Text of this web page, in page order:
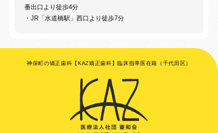
番出口より徒歩4分
・JR「水道橋駅」西口より徒歩7分
神保町の矯正歯科【KAZ矯正歯科】臨床指導医在籍（千代田区）